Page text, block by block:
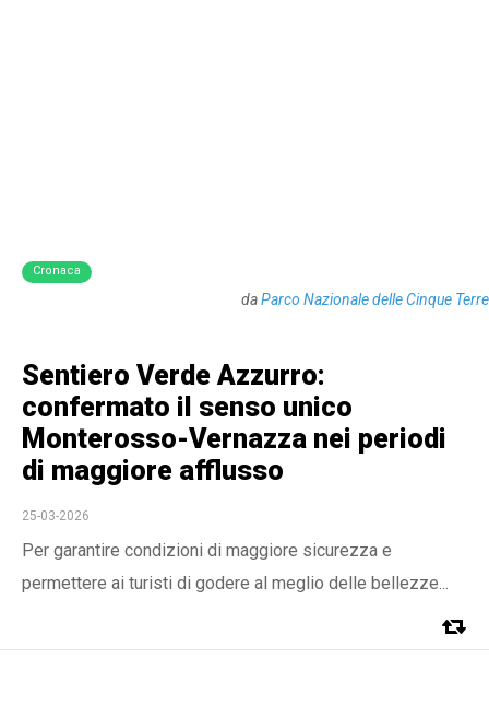
Cronaca
daParco Nazionale delle Cinque Terre
Sentiero Verde Azzurro:
confermato il senso unico
Monterosso-Vernazza nei periodi
di maggiore afflusso
25-03-2026
Per garantire condizioni di maggiore sicurezza e
permettere ai turisti di godere al meglio delle bellezze...